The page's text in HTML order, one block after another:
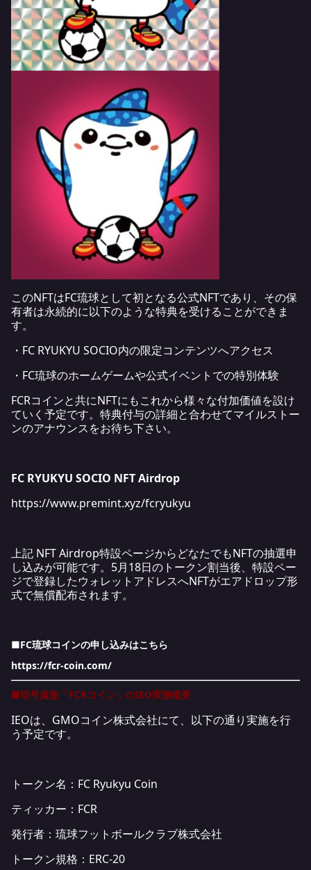
このNFTはFC琉球として初となる公式NFTであり、その保
有者は永続的に以下のような特典を受けることができま
す。
・FC RYUKYU SOCIO内の限定コンテンツへアクセス
・FC琉球のホームゲームや公式イベントでの特別体験
FCRコインと共にNFTにもこれから様々な付加価値を設け
ていく予定です。特典付与の詳細と合わせてマイルストー
ンのアナウンスをお待ち下さい。
FC RYUKYU SOCIO NFT Airdrop
https://www.premint.xyz/fcryukyu
上記 NFT Airdrop特設ページからどなたでもNFTの抽選申
し込みが可能です。5月18日のトークン割当後、特設ペー
ジで登録したウォレットアドレスへNFTがエアドロップ形
式で無償配布されます。
■FC琉球コインの申し込みはこちら
https://fcr-coin.com/
■暗号資産「FCRコイン」のIEO実施概要
IEOは、GMOコイン株式会社にて、以下の通り実施を行
う予定です。
トークン名：FC Ryukyu Coin
ティッカー：FCR
発行者：琉球フットボールクラブ株式会社
トークン規格：ERC-20